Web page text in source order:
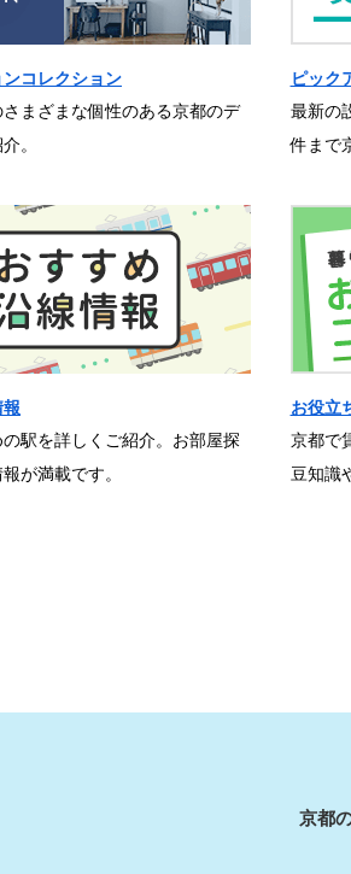
コレクション
まざまな個性のある京都のデ
。
ピック
最新の
件まで
駅を詳しくご紹介。お部屋探
が満載です。
お役立
京都で
豆知識
京都